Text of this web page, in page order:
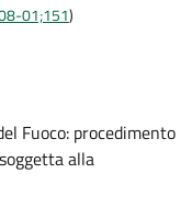
01;151)
Fuoco: procedimento
alla